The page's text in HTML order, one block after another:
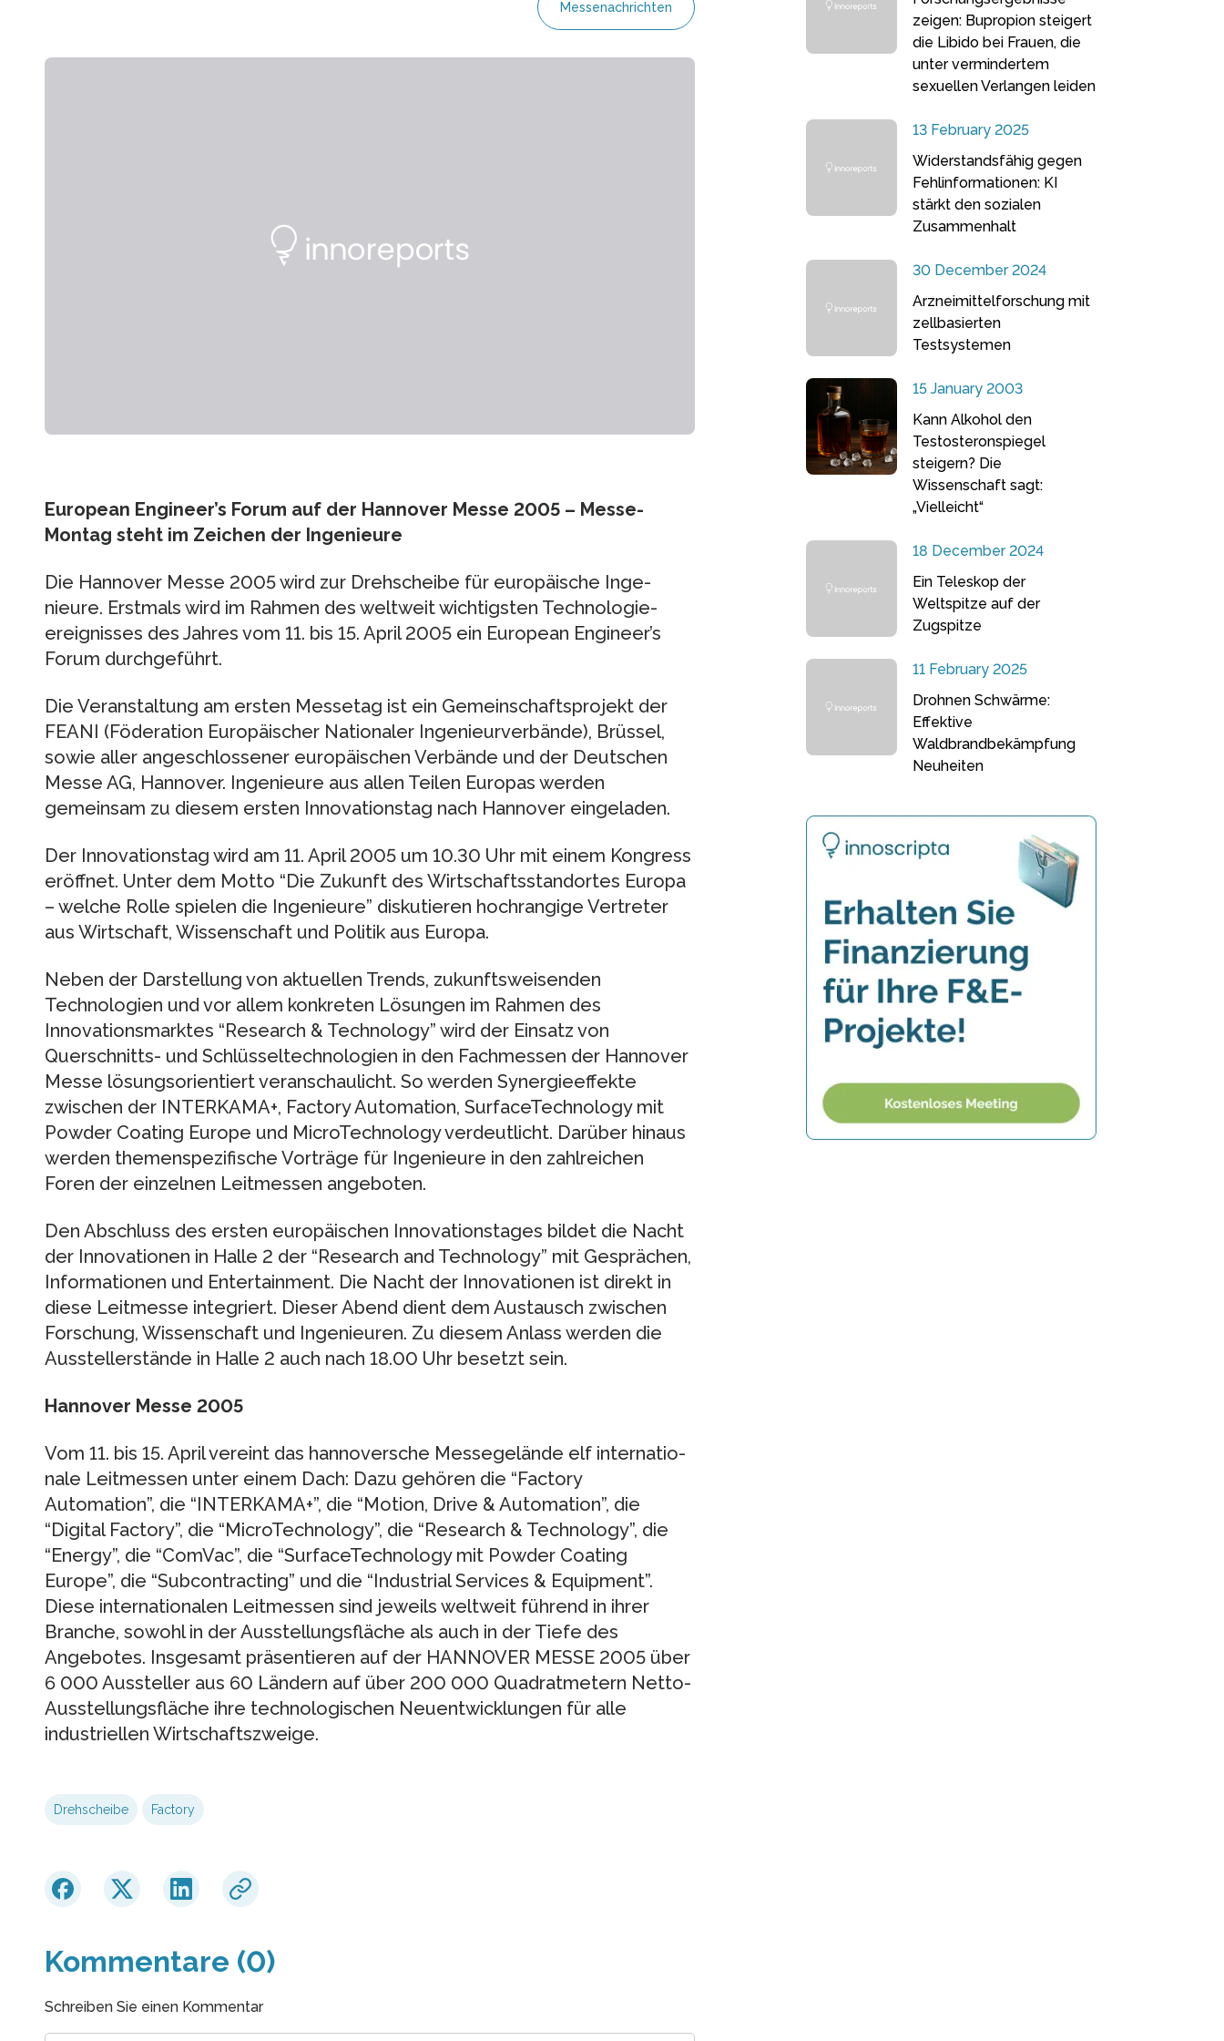
Messenachrichten
European Engineer’s Forum auf der Hannover Messe 2005 – Messe-
Montag steht im Zeichen der Ingenieure
Die Hannover Messe 2005 wird zur Drehscheibe für europäische Inge­
nieure. Erstmals wird im Rahmen des weltweit wichtigsten Technologie­
ereignisses des Jahres vom 11. bis 15. April 2005 ein European Engineer’s
Forum durchgeführt.
Die Veranstaltung am ersten Messetag ist ein Gemeinschaftsprojekt der
FEANI (Föderation Europäischer Nationaler Ingenieurverbände), Brüssel,
sowie aller angeschlossener europäischen Verbände und der Deutschen
Messe AG, Hannover. Ingenieure aus allen Teilen Europas werden
gemeinsam zu diesem ersten Innovationstag nach Hannover eingeladen.
Der Innovationstag wird am 11. April 2005 um 10.30 Uhr mit einem Kongress
eröffnet. Unter dem Motto “Die Zukunft des Wirtschaftsstandortes Europa
– welche Rolle spielen die Ingenieure” diskutieren hoch­rangige Vertreter
aus Wirtschaft, Wissenschaft und Politik aus Europa.
Neben der Darstellung von aktuellen Trends, zukunftsweisenden
Technologien und vor allem konkreten Lösungen im Rahmen des
Innovationsmarktes “Research & Technology” wird der Einsatz von
Querschnitts- und Schlüssel­technologien in den Fachmessen der Hannover
Messe lösungsorientiert veranschaulicht. So werden Synergieeffekte
zwischen der INTERKAMA+, Factory Automation, Surface­Technology mit
Powder Coa­ting Europe und MicroTechnology verdeut­licht. Darüber hinaus
werden themenspezifische Vorträge für Ingenieure in den zahlreichen
Foren der einzelnen Leitmes­sen angeboten.
Den Abschluss des ersten europäischen Innovationstages bildet die Nacht
der Innovationen in Halle 2 der “Research and Technology” mit Gesprächen,
Informationen und Entertainment. Die Nacht der Innovatio­nen ist direkt in
diese Leitmesse integriert. Dieser Abend dient dem Aus­tausch zwischen
Forschung, Wis­senschaft und Ingenieuren. Zu diesem Anlass werden die
Aussteller­stände in Halle 2 auch nach 18.00 Uhr besetzt sein.
Hannover Messe 2005
Vom 11. bis 15. April vereint das hannoversche Messegelände elf inter­natio­
nale Leitmessen unter einem Dach: Dazu gehören die “Factory
Automation”, die “INTERKAMA+”, die “Motion, Drive & Automa­tion”, die
“Digital Factory”, die “MicroTechnology”, die “Research & Tech­nology”, die
“Energy”, die “ComVac”, die “SurfaceTechnology mit Powder Coa­ting
Europe”, die “Subcontracting” und die “Industrial Servi­ces & Equip­ment”.
Diese internationalen Leitmessen sind jeweils weltweit führend in ihrer
Branche, sowohl in der Ausstellungsfläche als auch in der Tiefe des
Angebo­tes. Insgesamt präsentieren auf der HANNOVER MESSE 2005 über
6 000 Aussteller aus 60 Ländern auf über 200 000 Quadratmetern Netto-
Ausstellungsfläche ihre technologi­schen Neuent­wicklungen für alle
industriellen Wirt­schaftszweige.
Drehscheibe Factory
Kommentare (0)
Schreiben Sie einen Kommentar
zeigen: Bupropion steigert
die Libido bei Frauen, die
unter vermindertem
sexuellen Verlangen leiden
13 February 2025
Widerstandsfähig gegen
Fehlinformationen: KI
stärkt den sozialen
Zusammenhalt
30 December 2024
Arzneimittelforschung mit
zellbasierten
Testsystemen
15 January 2003
Kann Alkohol den
Testosteronspiegel
steigern? Die
Wissenschaft sagt:
„Vielleicht“
18 December 2024
Ein Teleskop der
Weltspitze auf der
Zugspitze
11 February 2025
Drohnen Schwärme:
Effektive
Waldbrandbekämpfung
Neuheiten